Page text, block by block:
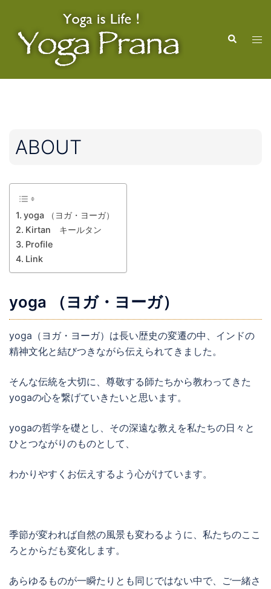
検
索
ト
ABOUT
yoga （ヨガ・ヨーガ）
Kirtan キールタン
Profile
Link
yoga （ヨガ・ヨーガ）
yoga（ヨガ・ヨーガ）は長い歴史の変遷の中、インドの
精神文化と結びつきながら伝えられてきました。
そんな伝統を大切に、尊敬する師たちから教わってきた
yogaの心を繋げていきたいと思います。
yogaの哲学を礎とし、その深遠な教えを私たちの日々と
ひとつながりのものとして、
わかりやすくお伝えするよう心がけています。
季節が変われば自然の風景も変わるように、私たちのここ
ろとからだも変化します。
あらゆるものが一瞬たりとも同じではない中で、ご一緒さ